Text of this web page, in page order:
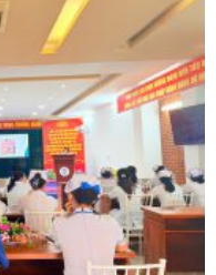
cập nhật kiến thức về bệnh